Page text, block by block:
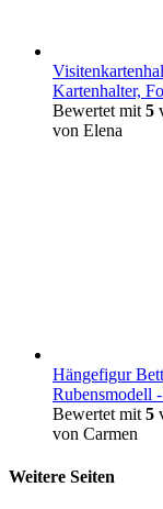
Kartenhalter,
Bewertet mit 5
von Elena
Hängefigur
Rubensmodell
Bewertet mit 5
von Carmen
Weitere Seiten